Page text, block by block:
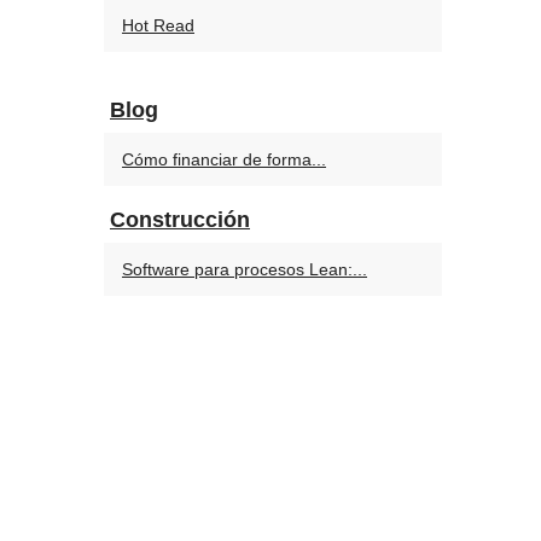
Hot Read
Blog
Cómo financiar de forma...
Construcción
Software para procesos Lean:...